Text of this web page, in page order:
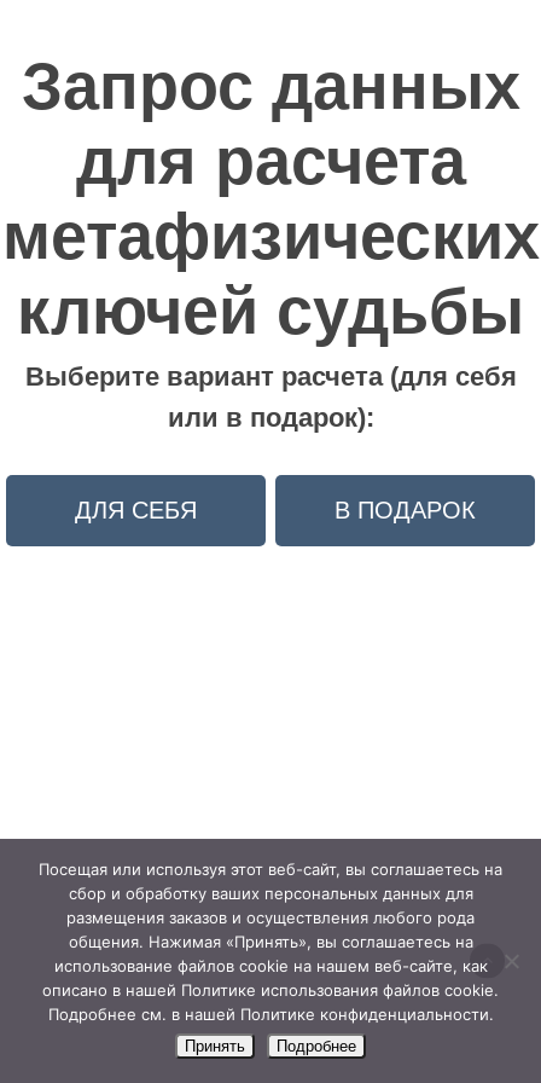
Запрос данных
для расчета
метафизических
ключей судьбы
Выберите вариант расчета (для себя
или в подарок):
ДЛЯ СЕБЯ В ПОДАРОК
Посещая или используя этот веб-сайт, вы соглашаетесь на
сбор и обработку ваших персональных данных для
размещения заказов и осуществления любого рода
общения. Нажимая «Принять», вы соглашаетесь на
использование файлов cookie на нашем веб-сайте, как
описано в нашей Политике использования файлов cookie.
Подробнее см. в нашей Политике конфиденциальности.
Принять Подробнее